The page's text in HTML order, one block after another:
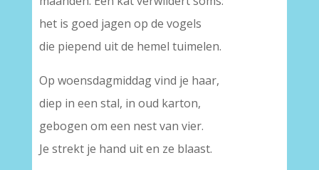
het is goed jagen op de vogels
die piepend uit de hemel tuimelen.
Op woensdagmiddag vind je haar,
diep in een stal, in oud karton,
gebogen om een nest van vier.
Je strekt je hand uit en ze blaast.